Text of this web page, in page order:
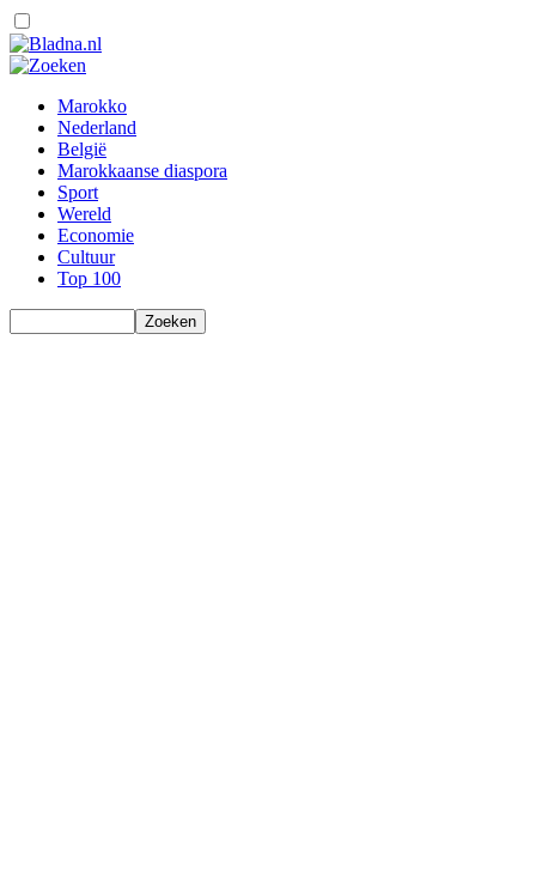
Marokko
Nederland
België
Marokkaanse diaspora
Sport
Wereld
Economie
Cultuur
Top 100